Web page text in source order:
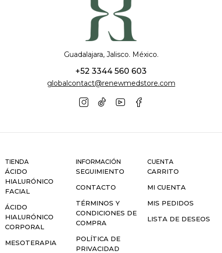
Guadalajara, Jalisco. México.
+52 3344 560 603
globalcontact@renewmedstore.com
TIENDA
ÁCIDO
HIALURÓNICO
FACIAL
ÁCIDO
HIALURÓNICO
CORPORAL
MESOTERAPIA
INFORMACIÓN
SEGUIMIENTO
CONTACTO
TÉRMINOS Y
CONDICIONES DE
COMPRA
POLÍTICA DE
PRIVACIDAD
CUENTA
CARRITO
MI CUENTA
MIS PEDIDOS
LISTA DE DESEOS